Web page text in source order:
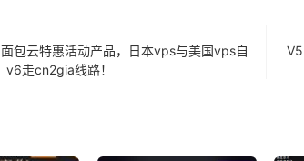
包云特惠活动产品，日本vps与美国vps自
走cn2gia线路！